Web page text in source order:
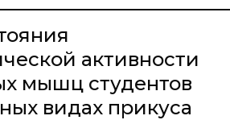
активности
мышц студентов
видах прикуса